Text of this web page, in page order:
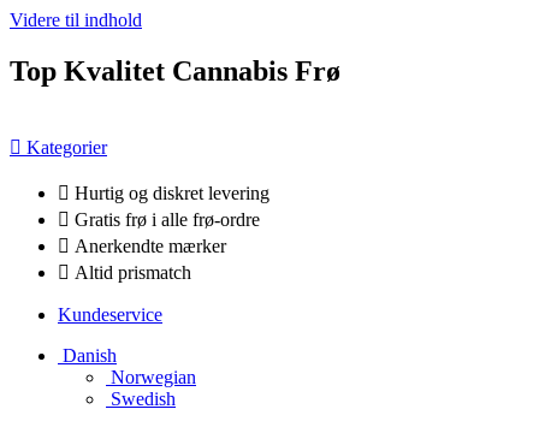
Videre til indhold
Top Kvalitet Cannabis Frø
Kategorier
Hurtig og diskret levering
Gratis frø i alle frø-ordre
Anerkendte mærker
Altid prismatch
Kundeservice
Danish
Norwegian
Swedish